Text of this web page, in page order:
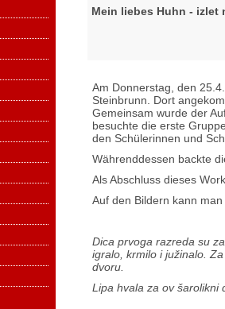
Mein liebes Huhn - izlet
Am Donnerstag, den
Steinbrunn. Dort
Gemeinsam wurde der
besuchte die erste
den Schülerinnen und
Währenddessen backte
Als Abschluss dieses
Auf den Bildern kann
Dica prvoga razreda su
igralo, krmilo i južinalo.
dvoru.
Lipa hvala za ov